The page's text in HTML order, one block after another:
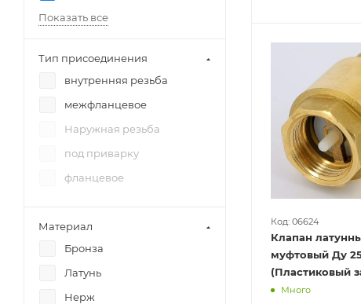
Код: 06624
Клапан
муфтовый Ду
(Пластиковый
Много
Показать все
Тип присоединения
внутренняя резьба
межфланцевое
Наружная резьба
под приварку
фланцевое
Материал
Бронза
Латунь
Нерж